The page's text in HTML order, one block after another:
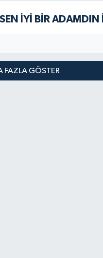
İYİ BİR ADAMDIN
FAZLA GÖSTER